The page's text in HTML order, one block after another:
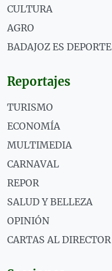
CULTURA
AGRO
BADAJOZ ES DEPORTE
Reportajes
TURISMO
ECONOMÍA
MULTIMEDIA
CARNAVAL
REPOR
SALUD Y BELLEZA
OPINIÓN
CARTAS AL DIRECTOR